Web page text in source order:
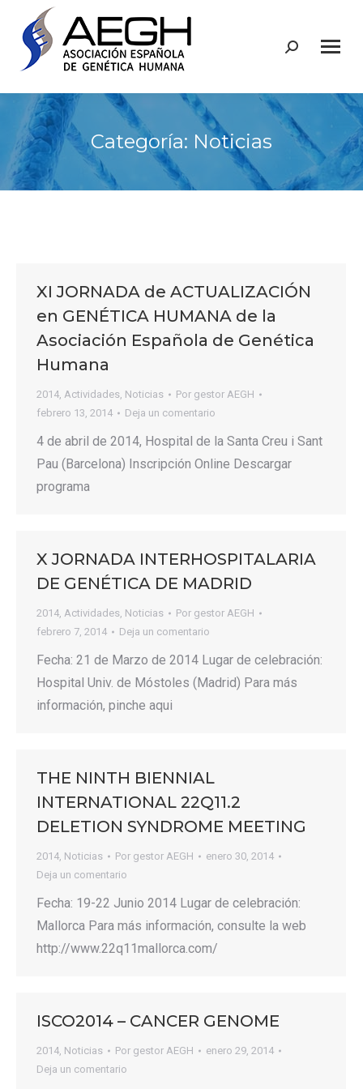
Buscar:
Categoría: Noticias
XI JORNADA de ACTUALIZACIÓN
en GENÉTICA HUMANA de la
Asociación Española de Genética
Humana
2014, Actividades, Noticias Por gestor AEGH
febrero 13, 2014
Deja un comentario
4 de abril de 2014, Hospital de la Santa Creu i Sant
Pau (Barcelona) Inscripción Online Descargar
programa
X JORNADA INTERHOSPITALARIA
DE GENÉTICA DE MADRID
2014, Actividades, Noticias Por gestor AEGH
febrero 7, 2014
Deja un comentario
Fecha: 21 de Marzo de 2014 Lugar de celebración:
Hospital Univ. de Móstoles (Madrid) Para más
información, pinche aqui
THE NINTH BIENNIAL
INTERNATIONAL 22Q11.2
DELETION SYNDROME MEETING
2014, Noticias Por gestor AEGH
enero 30, 2014
Deja un comentario
Fecha: 19-22 Junio 2014 Lugar de celebración:
Mallorca Para más información, consulte la web
http://www.22q11mallorca.com/
ISCO2014 – CANCER GENOME
2014, Noticias Por gestor AEGH
enero 29, 2014
Deja un comentario